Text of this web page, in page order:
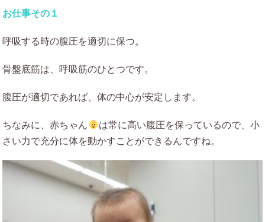
お仕事その１
呼吸する時の腹圧を適切に保つ。
骨盤底筋は、呼吸筋のひとつです。
腹圧が適切であれば、体の中心が安定します。
ちなみに、赤ちゃん
は常に高い腹圧を保っているので、小
さい力で充分に体を動かすことができるんですね。